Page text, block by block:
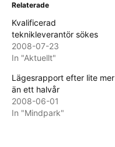
Relaterade
Kvalificerad
teknikleverantör sökes
2008-07-23
In "Aktuellt"
Lägesrapport efter lite mer
än ett halvår
2008-06-01
In "Mindpark"